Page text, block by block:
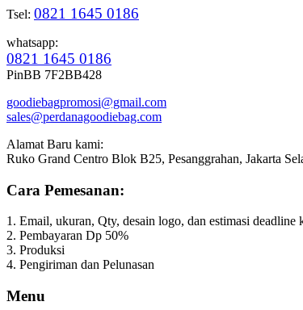
Tsel: 0821 1645 0186
whatsapp:
0821 1645 0186
PinBB 7F2BB428
goodiebagpromosi@gmail.com
sales@perdanagoodiebag.com
Alamat Baru kami:
Ruko Grand Centro Blok B25, Pesanggrahan, Jakarta
Cara Pemesanan:
1. Email, ukuran, Qty, desain logo, dan estimasi deadline
2. Pembayaran Dp 50%
3. Produksi
4. Pengiriman dan Pelunasan
Menu